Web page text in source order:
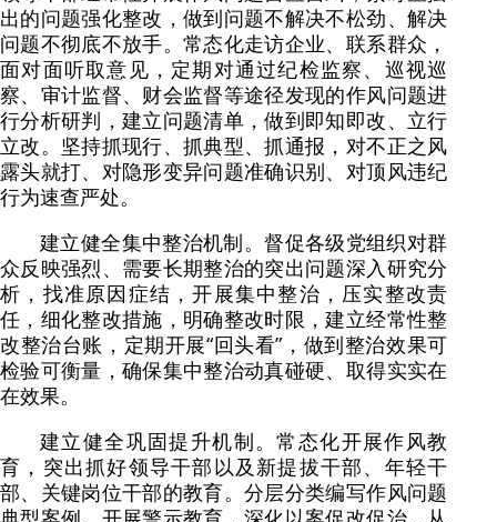
出的问题强化整改，做到问题不解决不松劲、解决
问题不彻底不放手。常态化走访企业、联系群众，
面对面听取意见，定期对通过纪检监察、巡视巡
察、审计监督、财会监督等途径发现的作风问题进
行分析研判，建立问题清单，做到即知即改、立行
立改。坚持抓现行、抓典型、抓通报，对不正之风
露头就打、对隐形变异问题准确识别、对顶风违纪
行为速查严处。
建立健全集中整治机制。督促各级党组织对群
众反映强烈、需要长期整治的突出问题深入研究分
析，找准原因症结，开展集中整治，压实整改责
任，细化整改措施，明确整改时限，建立经常性整
改整治台账，定期开展“回头看”，做到整治效果可
检验可衡量，确保集中整治动真碰硬、取得实实在
在效果。
建立健全巩固提升机制。常态化开展作风教
育，突出抓好领导干部以及新提拔干部、年轻干
部、关键岗位干部的教育。分层分类编写作风问题